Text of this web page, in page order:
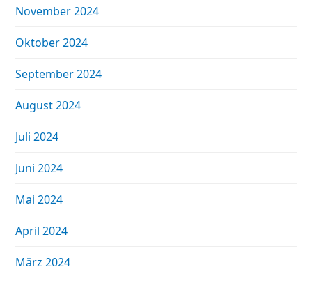
November 2024
Oktober 2024
September 2024
August 2024
Juli 2024
Juni 2024
Mai 2024
April 2024
März 2024